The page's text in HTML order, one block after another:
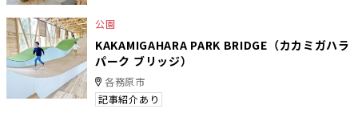
公園
KAKAMIGAHARA PARK BRIDGE（カカミガハラ
パーク ブリッジ）
各務原市
記事紹介あり